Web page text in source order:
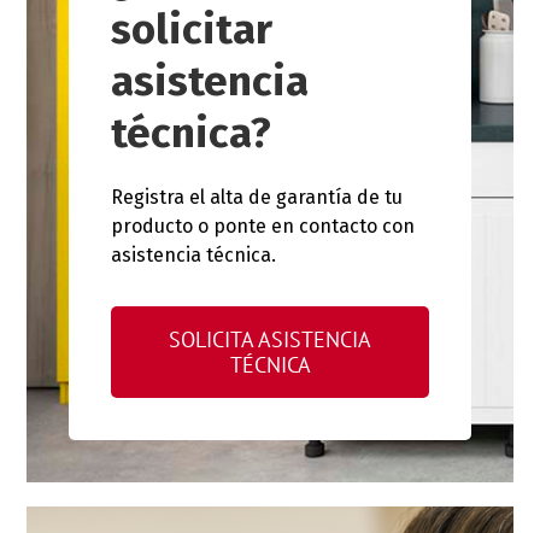
solicitar
asistencia
técnica?
Registra el alta de garantía de tu
producto o ponte en contacto con
asistencia técnica.
SOLICITA ASISTENCIA
TÉCNICA